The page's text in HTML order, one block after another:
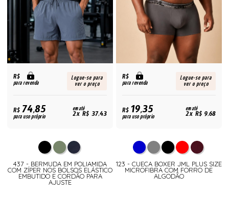
R$
para revenda
Logue-se para
ver o preço
R$74,85
para uso próprio
em até
2x R$ 37,43
437 - BERMUDA EM POLIAMIDA
COM ZÍPER NOS BOLSOS ELÁSTICO
EMBUTIDO E CORDÃO PARA
AJUSTE
R$
para revenda
Logue-se para
ver o preço
R$19,35
para uso próprio
em até
2x R$ 9,68
123 - CUECA BOXER JML PLUS SIZE
MICROFIBRA COM FORRO DE
ALGODÃO